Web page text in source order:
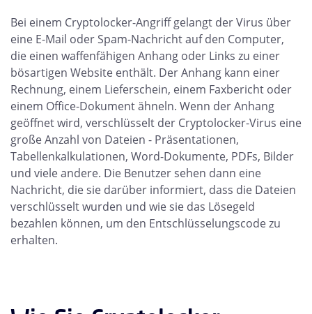
Bei einem Cryptolocker-Angriff gelangt der Virus über
eine E-Mail oder Spam-Nachricht auf den Computer,
die einen waffenfähigen Anhang oder Links zu einer
bösartigen Website enthält. Der Anhang kann einer
Rechnung, einem Lieferschein, einem Faxbericht oder
einem Office-Dokument ähneln. Wenn der Anhang
geöffnet wird, verschlüsselt der Cryptolocker-Virus eine
große Anzahl von Dateien - Präsentationen,
Tabellenkalkulationen, Word-Dokumente, PDFs, Bilder
und viele andere. Die Benutzer sehen dann eine
Nachricht, die sie darüber informiert, dass die Dateien
verschlüsselt wurden und wie sie das Lösegeld
bezahlen können, um den Entschlüsselungscode zu
erhalten.